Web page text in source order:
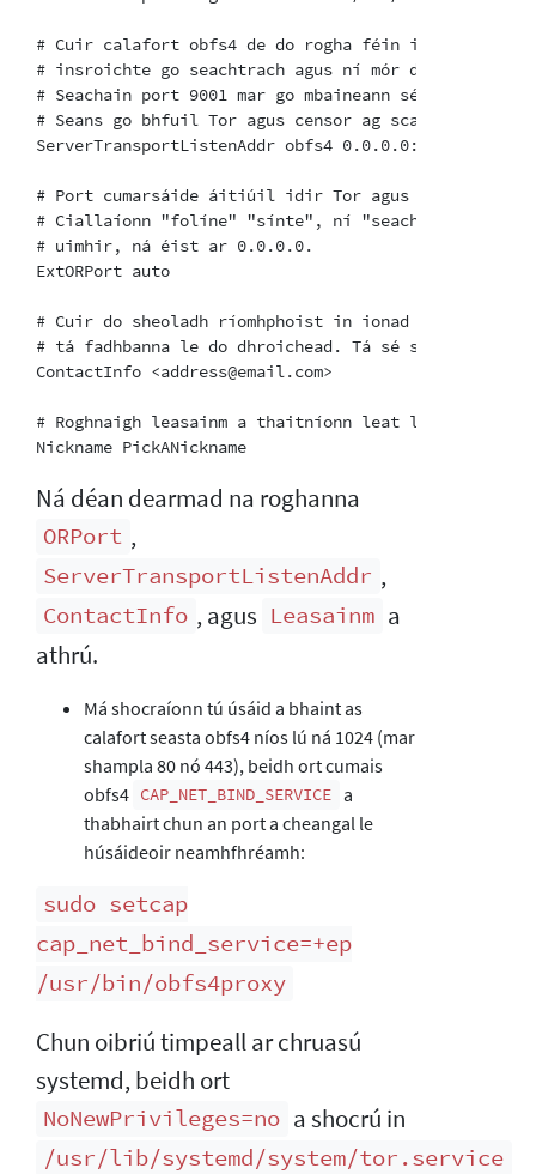
# Cuir calafort obfs4 de do rogha féin in ionad
# insroichte go seachtrach agus ní mór dó a bheith
# Seachain port 9001 mar go mbaineann sé le
# Seans go bhfuil Tor agus censor ag scanadh an
ServerTransportListenAddr obfs4 0.0.0.0:TODO2
# Port cumarsáide áitiúil idir Tor agus obfs4.
# Ciallaíonn "folíne" "sínte", ní "seachtrach". Ná
# uimhir, ná éist ar 0.0.0.0.
ExtORPort auto
# Cuir do sheoladh ríomhphoist in ionad
# tá fadhbanna le do dhroichead. Tá sé seo
ContactInfo <address@email.com>
# Roghnaigh leasainm a thaitníonn leat le do
Ná déan dearmad na roghanna
ORPort ,
ServerTransportListenAddr ,
ContactInfo , agus Leasainm a
athrú.
Má shocraíonn tú úsáid a bhaint as
calafort seasta obfs4 níos lú ná 1024 (mar
shampla 80 nó 443), beidh ort cumais
obfs4 CAP_NET_BIND_SERVICE a
thabhairt chun an port a cheangal le
húsáideoir neamhfhréamh:
sudo setcap
cap_net_bind_service=+ep
/usr/bin/obfs4proxy
Chun oibriú timpeall ar chruasú
systemd, beidh ort
NoNewPrivileges=no a shocrú in
/usr/lib/systemd/system/tor.service